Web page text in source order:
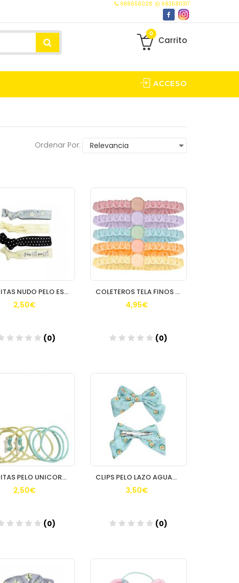
986656028 683580317
0
Carrito
ACCESO
Ordenar Por:
GOMITAS NUDO PELO ESTRELLA 4 UND MR WONDERFUL REF 31010 BETER
2,50€
(0)
COLETEROS TELA FINOS ARRUGADOS 5 UND REF 19210 BETER
4,95€
(0)
GOMITAS PELO UNICORNIO 8 UND MR WONDERFUL REF 31007 BETER
2,50€
(0)
CLIPS PELO LAZO AGUACATE 2 UND MR WONDERFUL REF 31025 BETER
3,50€
(0)